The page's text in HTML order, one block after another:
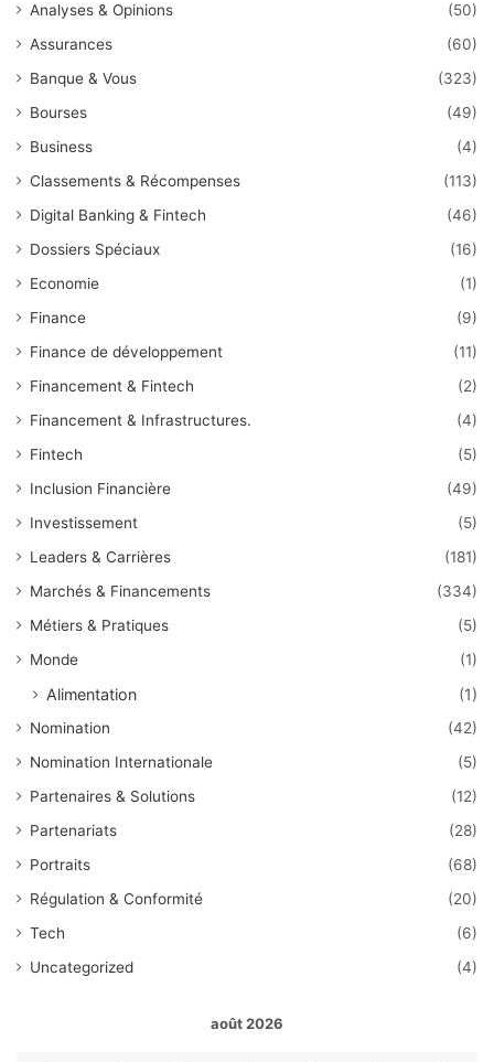
Analyses & Opinions
(50)
Assurances
(60)
Banque & Vous
(323)
Bourses
(49)
Business
(4)
Classements & Récompenses
(113)
Digital Banking & Fintech
(46)
Dossiers Spéciaux
(16)
Economie
(1)
Finance
(9)
Finance de développement
(11)
Financement & Fintech
(2)
Financement & Infrastructures.
(4)
Fintech
(5)
Inclusion Financière
(49)
Investissement
(5)
Leaders & Carrières
(181)
Marchés & Financements
(334)
Métiers & Pratiques
(5)
Monde
(1)
Alimentation (1)
Nomination
(42)
Nomination Internationale
(5)
Partenaires & Solutions
(12)
Partenariats
(28)
Portraits
(68)
Régulation & Conformité
(20)
Tech
(6)
Uncategorized
(4)
août 2026